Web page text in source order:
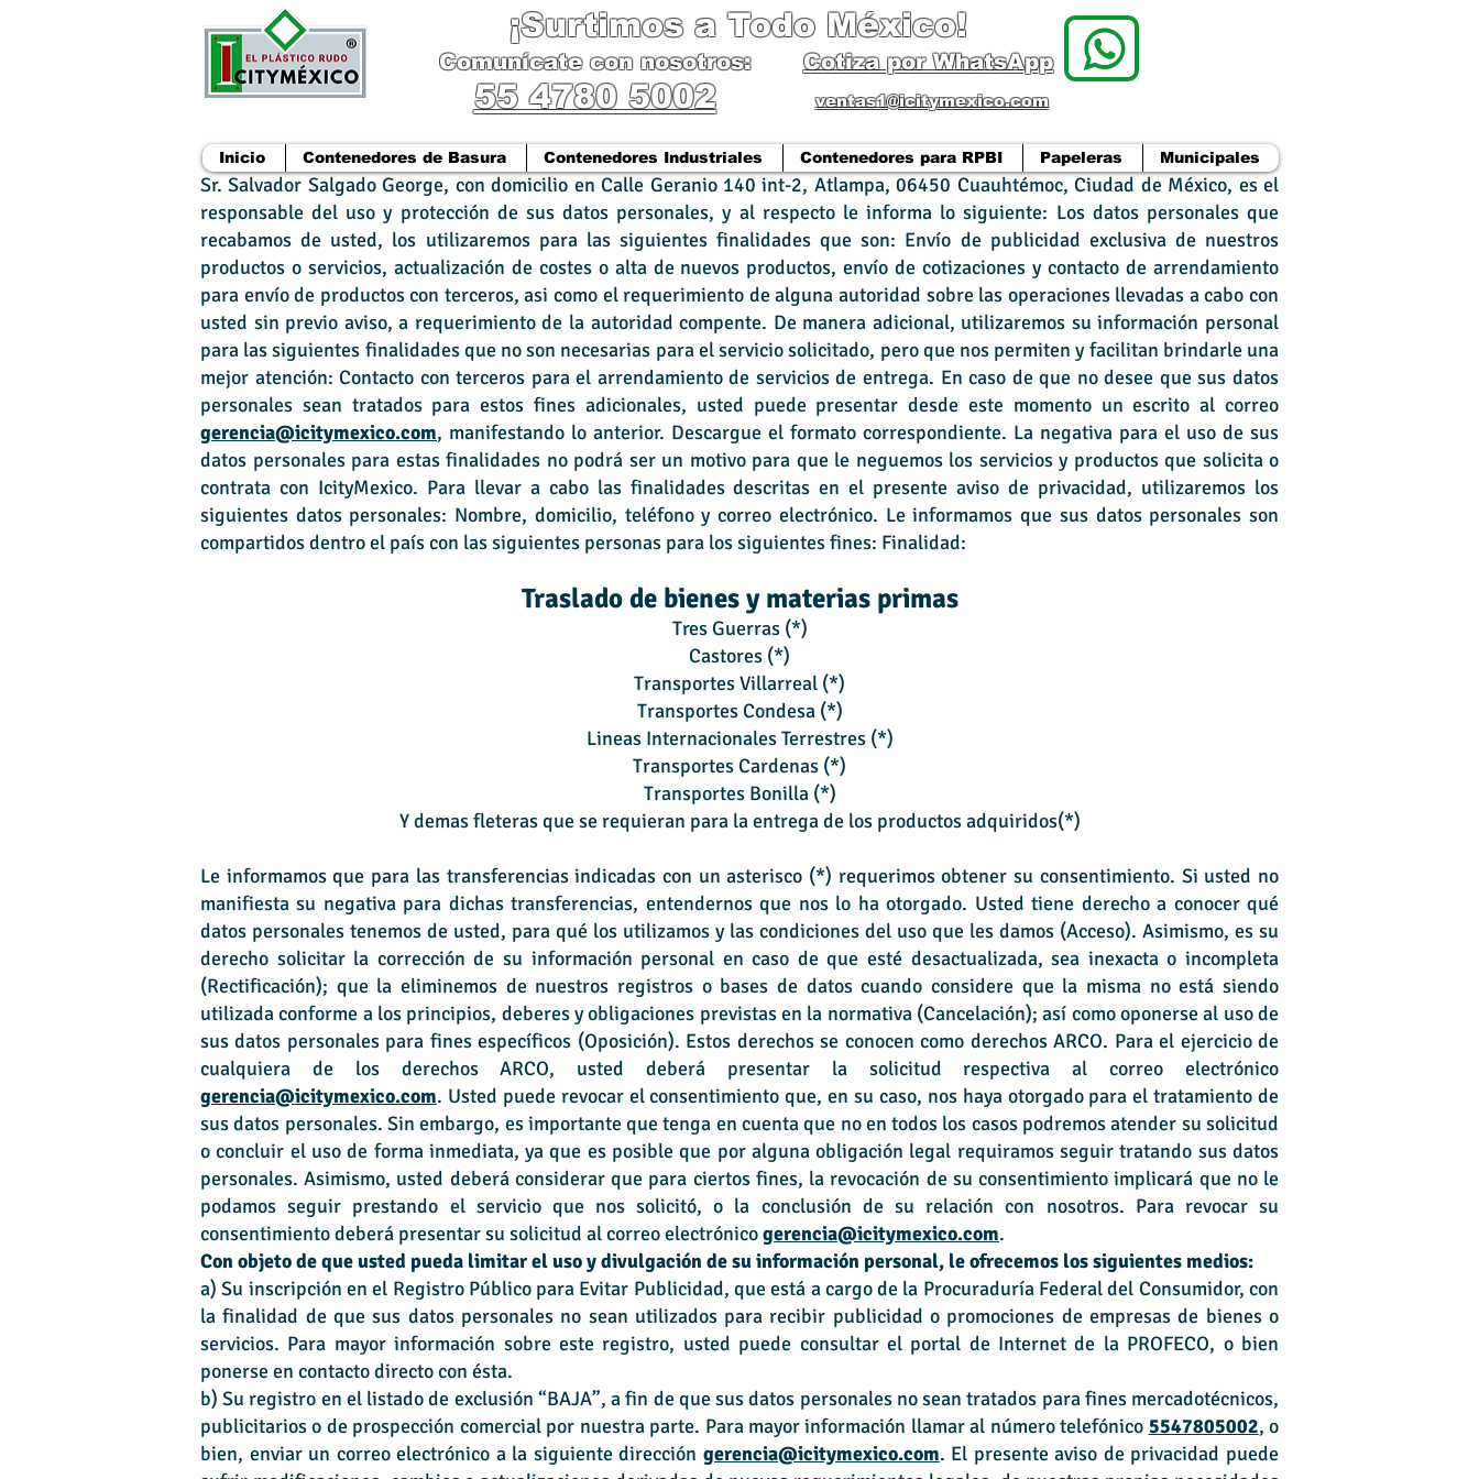
¡Surtimos a Todo México!
Comunícate con nosotros:
55 4780 5002
Cotiza por WhatsApp
ventas1@icitymexico.com
Inicio Contenedores de Basura Contenedores Industriales Contenedores para RPBI Papeleras Municipales
Sr. Salvador Salgado George, con domicilio en Calle Geranio 140 int-2, Atlampa, 06450 Cuauhtémoc, Ciudad de México, es el
responsable del uso y protección de sus datos personales, y al respecto le informa lo siguiente: Los datos personales que
recabamos de usted, los utilizaremos para las siguientes finalidades que son: Envío de publicidad exclusiva de nuestros
productos o servicios, actualización de costes o alta de nuevos productos, envío de cotizaciones y contacto de arrendamiento
para envío de productos con terceros, asi como el requerimiento de alguna autoridad sobre las operaciones llevadas a cabo con
usted sin previo aviso, a requerimiento de la autoridad compente. De manera adicional, utilizaremos su información personal
para las siguientes finalidades que no son necesarias para el servicio solicitado, pero que nos permiten y facilitan brindarle una
mejor atención: Contacto con terceros para el arrendamiento de servicios de entrega. En caso de que no desee que sus datos
personales sean tratados para estos fines adicionales, usted puede presentar desde este momento un escrito al correo
gerencia@icitymexico.com, manifestando lo anterior. Descargue el formato correspondiente. La negativa para el uso de sus
datos personales para estas finalidades no podrá ser un motivo para que le neguemos los servicios y productos que solicita o
contrata con IcityMexico. Para llevar a cabo las finalidades descritas en el presente aviso de privacidad, utilizaremos los
siguientes datos personales: Nombre, domicilio, teléfono y correo electrónico. Le informamos que sus datos personales son
compartidos dentro el país con las siguientes personas para los siguientes fines: Finalidad:
Traslado de bienes y materias primas
Tres Guerras (*)
Castores (*)
Transportes Villarreal (*)
Transportes Condesa (*)
Lineas Internacionales Terrestres (*)
Transportes Cardenas (*)
Transportes Bonilla (*)
Y demas fleteras que se requieran para la entrega de los productos adquiridos(*)
Le informamos que para las transferencias indicadas con un asterisco (*) requerimos obtener su consentimiento. Si usted no
manifiesta su negativa para dichas transferencias, entendernos que nos lo ha otorgado. Usted tiene derecho a conocer qué
datos personales tenemos de usted, para qué los utilizamos y las condiciones del uso que les damos (Acceso). Asimismo, es su
derecho solicitar la corrección de su información personal en caso de que esté desactualizada, sea inexacta o incompleta
(Rectificación); que la eliminemos de nuestros registros o bases de datos cuando considere que la misma no está siendo
utilizada conforme a los principios, deberes y obligaciones previstas en la normativa (Cancelación); así como oponerse al uso de
sus datos personales para fines específicos (Oposición). Estos derechos se conocen como derechos ARCO. Para el ejercicio de
cualquiera de los derechos ARCO, usted deberá presentar la solicitud respectiva al correo electrónico
gerencia@icitymexico.com. Usted puede revocar el consentimiento que, en su caso, nos haya otorgado para el tratamiento de
sus datos personales. Sin embargo, es importante que tenga en cuenta que no en todos los casos podremos atender su solicitud
o concluir el uso de forma inmediata, ya que es posible que por alguna obligación legal requiramos seguir tratando sus datos
personales. Asimismo, usted deberá considerar que para ciertos fines, la revocación de su consentimiento implicará que no le
podamos seguir prestando el servicio que nos solicitó, o la conclusión de su relación con nosotros. Para revocar su
consentimiento deberá presentar su solicitud al correo electrónicogerencia@icitymexico.com.
Con objeto de que usted pueda limitar el uso y divulgación de su información personal, le ofrecemos los siguientes medios:
a) Su inscripción en el Registro Público para Evitar Publicidad, que está a cargo de la Procuraduría Federal del Consumidor, con
la finalidad de que sus datos personales no sean utilizados para recibir publicidad o promociones de empresas de bienes o
servicios. Para mayor información sobre este registro, usted puede consultar el portal de Internet de la PROFECO, o bien
ponerse en contacto directo con ésta.
b) Su registro en el listado de exclusión “BAJA”, a fin de que sus datos personales no sean tratados para fines mercadotécnicos,
publicitarios o de prospección comercial por nuestra parte. Para mayor información llamar al número telefónico 5547805002, o
bien, enviar un correo electrónico a la siguiente dirección gerencia@icitymexico.com. El presente aviso de privacidad puede